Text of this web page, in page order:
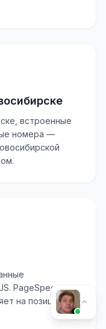
встроенные
номера —
PageSpeed 70+
на позиции в